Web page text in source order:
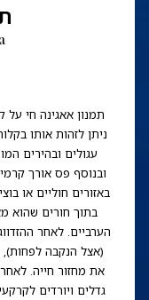
תמנון אאגינה חי
ניתן לזהות אותו
עגולים ובהירים
ובנוסף פס אורך
באזורים חוליים או
בתוך חורים שהוא
הערביים. לאחר
(אצל הנקבה
את מחזור חייה.
גדלים ויורדים